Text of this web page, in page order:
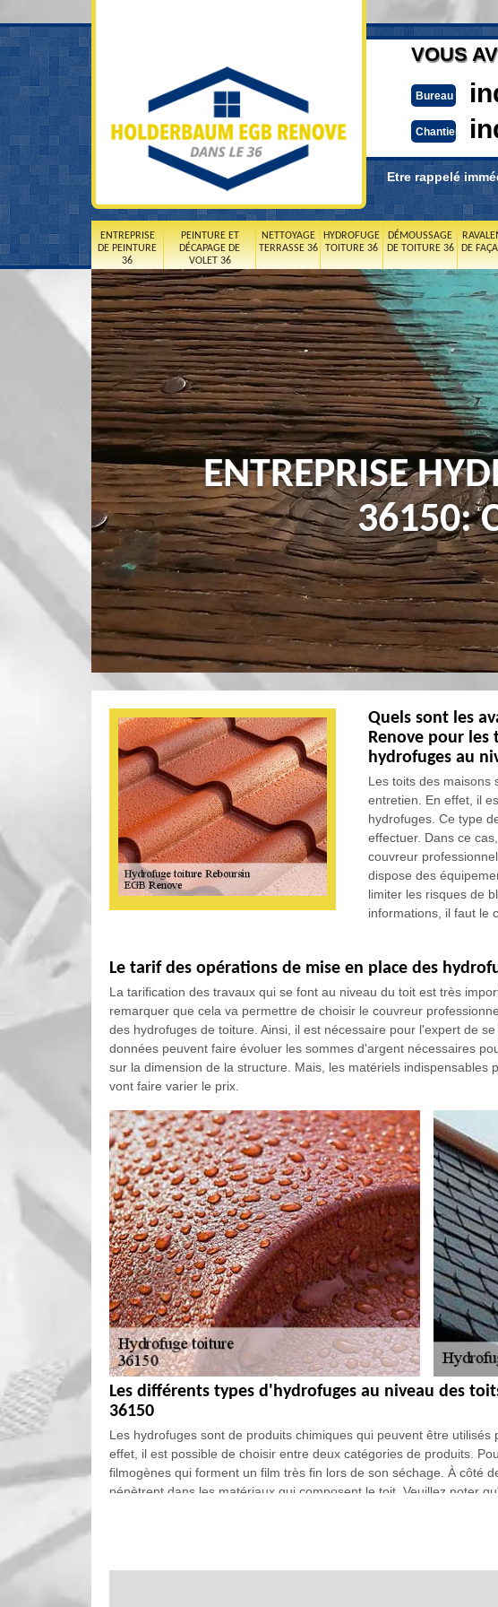
VOUS
Bureau
Chantier
Etre rappelé
ENTREPRISE
DE PEINTURE
36
PEINTURE ET
DÉCAPAGE DE
VOLET 36
NETTOYAGE
TERRASSE 36
HYDROFUGE
TOITURE 36
DÉMOUSSAGE
DE TOITURE 36
DE
ENTREPRISE
36150:
Quels sont les
Renove pour les
hydrofuges au
Les toits des maisons
entretien. En effet, il
hydrofuges. Ce type
effectuer. Dans ce
couvreur
dispose des
limiter les risques de
informations, il faut le
Le tarif des opérations de mise en place des
La tarification des travaux qui se font au niveau du toit est très
remarquer que cela va permettre de choisir le couvreur
des hydrofuges de toiture. Ainsi, il est nécessaire pour l'expert de
données peuvent faire évoluer les sommes d'argent nécessaires
sur la dimension de la structure. Mais, les matériels indispensables
vont faire varier le prix.
Les différents types d'hydrofuges au niveau des
36150
Les hydrofuges sont de produits chimiques qui peuvent être
effet, il est possible de choisir entre deux catégories de produits.
filmogènes qui forment un film très fin lors de son séchage. À côté
pénètrent dans les matériaux qui composent le toit. Veuillez noter